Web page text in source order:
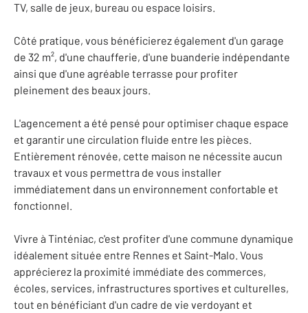
TV, salle de jeux, bureau ou espace loisirs.
Côté pratique, vous bénéficierez également d'un garage
de 32 m², d'une chaufferie, d'une buanderie indépendante
ainsi que d'une agréable terrasse pour profiter
pleinement des beaux jours.
L'agencement a été pensé pour optimiser chaque espace
et garantir une circulation fluide entre les pièces.
Entièrement rénovée, cette maison ne nécessite aucun
travaux et vous permettra de vous installer
immédiatement dans un environnement confortable et
fonctionnel.
Vivre à Tinténiac, c'est profiter d'une commune dynamique
idéalement située entre Rennes et Saint-Malo. Vous
apprécierez la proximité immédiate des commerces,
écoles, services, infrastructures sportives et culturelles,
tout en bénéficiant d'un cadre de vie verdoyant et